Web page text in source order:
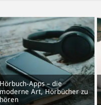
Hörbuch-Apps – die
moderne Art, Hörbücher zu
hören